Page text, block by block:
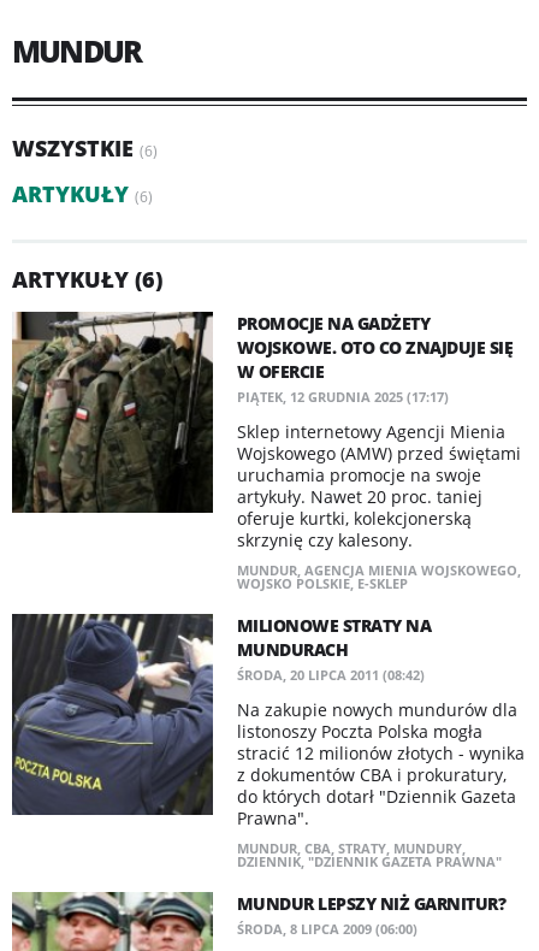
MUNDUR
WSZYSTKIE (6)
ARTYKUŁY (6)
ARTYKUŁY (6)
PROMOCJE NA GADŻETY
WOJSKOWE. OTO CO ZNAJDUJE SIĘ
W OFERCIE
PIĄTEK, 12 GRUDNIA 2025 (17:17)
Sklep internetowy Agencji Mienia
Wojskowego (AMW) przed świętami
uruchamia promocje na swoje
artykuły. Nawet 20 proc. taniej
oferuje kurtki, kolekcjonerską
skrzynię czy kalesony.
MUNDUR, AGENCJA MIENIA WOJSKOWEGO,
WOJSKO POLSKIE, E-SKLEP
MILIONOWE STRATY NA
MUNDURACH
ŚRODA, 20 LIPCA 2011 (08:42)
Na zakupie nowych mundurów dla
listonoszy Poczta Polska mogła
stracić 12 milionów złotych - wynika
z dokumentów CBA i prokuratury,
do których dotarł "Dziennik Gazeta
Prawna".
MUNDUR, CBA, STRATY, MUNDURY,
DZIENNIK, "DZIENNIK GAZETA PRAWNA"
MUNDUR LEPSZY NIŻ GARNITUR?
ŚRODA, 8 LIPCA 2009 (06:00)